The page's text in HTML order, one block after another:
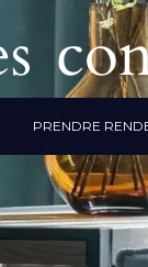
PRENDRE